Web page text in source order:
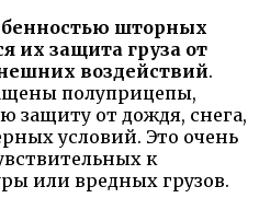
шторных
их защита груза от
воздействий.
полуприцепы,
защиту от дождя, снега,
условий. Это очень
к
или вредных грузов.